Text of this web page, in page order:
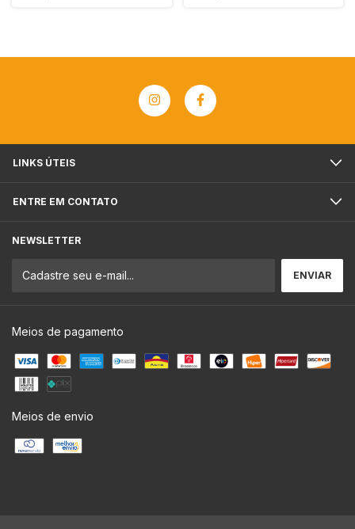
LINKS ÚTEIS
ENTRE EM CONTATO
NEWSLETTER
Meios de pagamento
Meios de envio